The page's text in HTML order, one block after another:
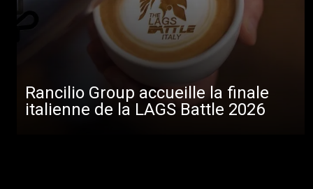
Rancilio Group accueille la finale
italienne de la LAGS Battle 2026